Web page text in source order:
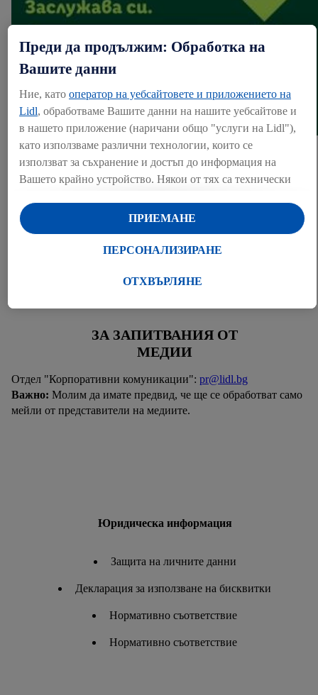
Над 57% от клиентите на Lidl искат по-
малко сол и захар в храната си
ЗА ЗАПИТВАНИЯ ОТ
МЕДИИ
Отдел "Корпоративни комуникации": pr@lidl.bg
Важно: Молим да имате предвид, че ще се обработват само
мейли от представители на медиите.
Юридическа информация
Защита на личните данни
Декларация за използване на бисквитки
Нормативно съответствие
Нормативно съответствие
Преди да продължим: Обработка на
Вашите данни
Ние, като оператор на уебсайтовете и приложението на
Lidl, обработваме Вашите данни на нашите уебсайтове и
в нашето приложение (наричани общо "услуги на Lidl"),
като използваме различни технологии, които се
използват за съхранение и достъп до информация на
Вашето крайно устройство. Някои от тях са технически
удобни настройки, за събиране на статистически данни
или за персонализирана реклама в рамките на услугите
на Lidl и извън тях. Ако сте участник в програмата Lidl
магазина също ще бъдат обработвани за тези цели.
информация за обработката на данни.
С натискане на бутона "Отхвърли" можете да разрешите
натискане на "Съгласен" давате съгласието си за
обработване за всички горепосочени цели.
Допълнителна информация, включително за периода на
ОТХВЪРЛЯНЕ
ПЕРСОНАЛИЗИРАНЕ
ПРИЕМАНЕ